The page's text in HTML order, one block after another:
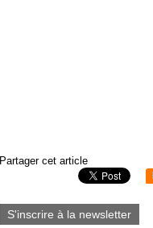
Partager cet article
S'inscrire à la newsletter